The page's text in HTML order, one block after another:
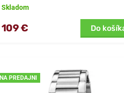
Skladom
109 € Do
NA PREDAJNI